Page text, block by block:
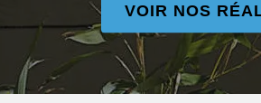
VOIR NOS